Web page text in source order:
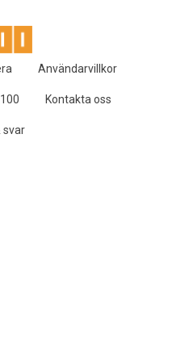
Användarvillkor
Kontakta oss
svar